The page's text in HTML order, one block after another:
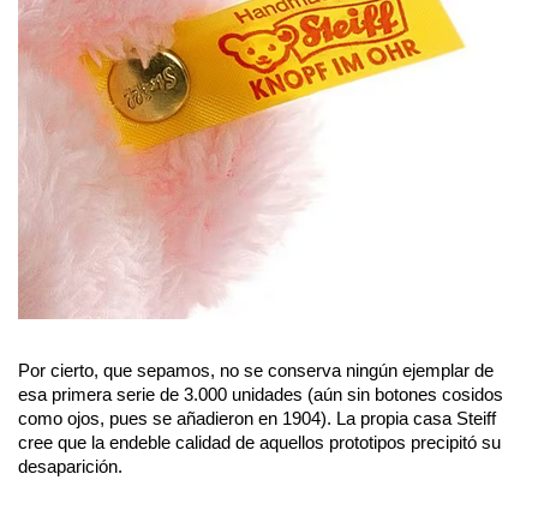
Por cierto, que sepamos, no se conserva ningún ejemplar de
esa primera serie de 3.000 unidades (aún sin botones cosidos
como ojos, pues se añadieron en 1904). La propia casa Steiff
cree que la endeble calidad de aquellos prototipos precipitó su
desaparición.